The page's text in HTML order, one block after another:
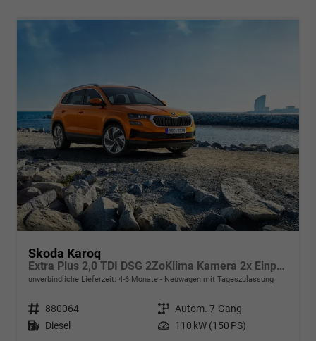
Skoda Karoq
Extra Plus 2,0 TDI DSG 2ZoKlima Kamera 2x Einparkhilfe Alu Felgen 5J Garantie Sitzheizung Matrix el Heckklappe ACC
unverbindliche Lieferzeit: 4-6 Monate Neuwagen mit Tageszulassung
Fahrzeugnr. 880064 Getriebe Autom. 7-Gang
Kraftstoff Diesel Leistung 110 kW (150 PS)